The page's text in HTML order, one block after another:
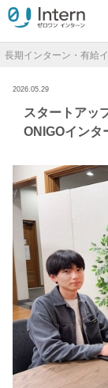
長期インターン・有給
2026.05.29
スタートアッ
ONIGOインタ